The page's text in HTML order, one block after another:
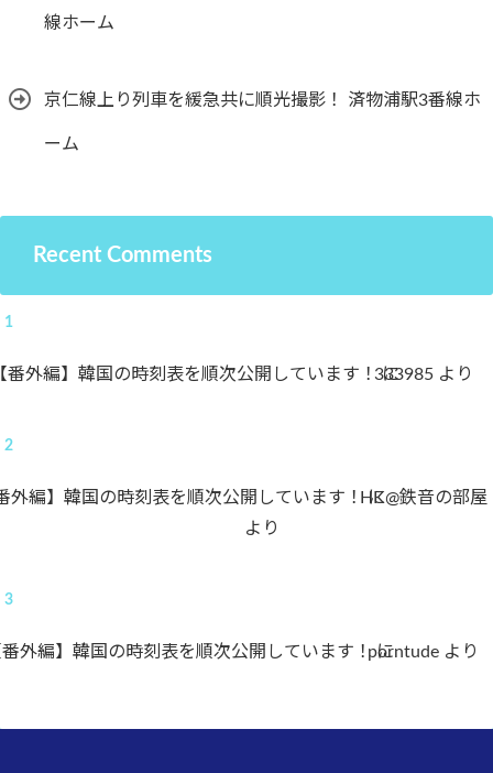
線ホーム
京仁線上り列車を緩急共に順光撮影！ 済物浦駅3番線ホ
ーム
Recent Comments
番外編】韓国の時刻表を順次公開しています！に
333985より
外編】韓国の時刻表を順次公開しています！ に
HK@鉄音の部屋
より
外編】韓国の時刻表を順次公開しています！に
porntude より